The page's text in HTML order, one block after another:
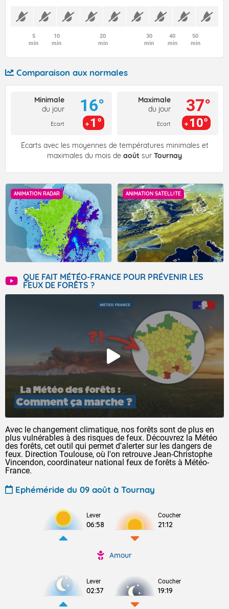
5
min
10
min
20
min
30
min
40
min
50
min
Comparaison aux normales
Minimale
du jour
Ecart
16°
1°
Maximale
du jour
Ecart
37°
10°
Écarts avec les moyennes de températures minimales et
maximales du mois de août sur Tournay
ANIMATION RADAR ANIMATION SATELLITE
QUE FAIT MÉTÉO-FRANCE POUR PRÉVENIR LES
FEUX DE FORÊTS ?
Avec le changement climatique, nos forêts sont de plus en
plus vulnérables à des risques de feux. Découvrez la Météo
des forêts, cet outil qui permet d'alerter sur les dangers de
feux. Direction Toulouse, où l'on retrouve Jean-Christophe
Vincendon, coordinateur national feux de forêts à Météo-
France.
Ephéméride du 09 août à Tournay
Lever
06:58
Coucher
21:12
Amour
Lever
02:37
Coucher
19:19